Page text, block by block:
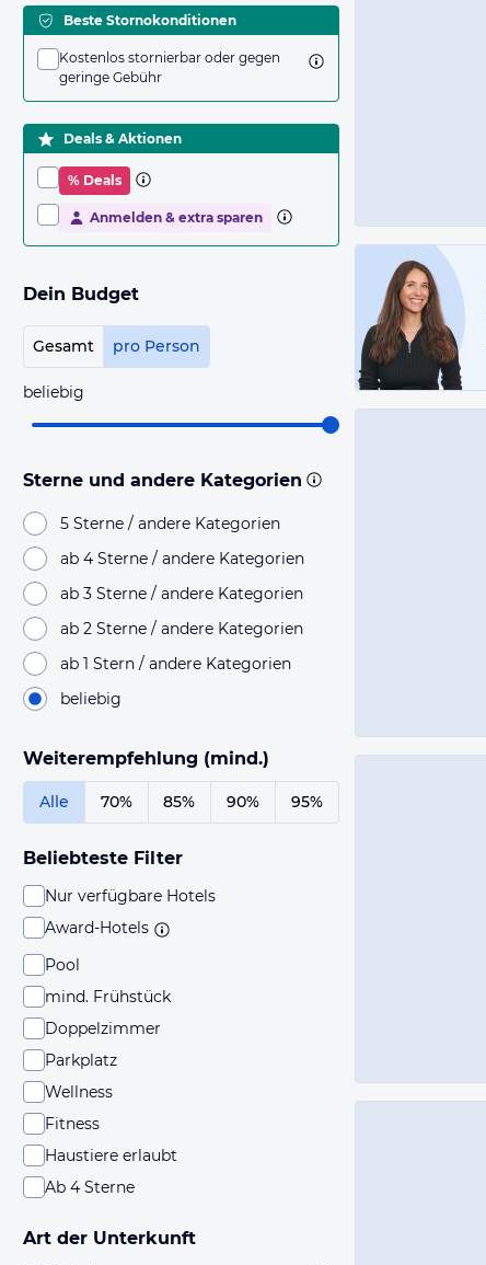
Beste Stornokonditionen
Kostenlos stornierbar oder gegen
geringe Gebühr
Deals & Aktionen
% Deals
Anmelden & extra sparen
Dein Budget
Gesamt pro Person
beliebig
Sterne und andere Kategorien
5 Sterne / andere Kategorien
ab 4 Sterne / andere Kategorien
ab 3 Sterne / andere Kategorien
ab 2 Sterne / andere Kategorien
ab 1 Stern / andere Kategorien
beliebig
Weiterempfehlung (mind.)
Alle 70% 85% 90% 95%
Beliebteste Filter
Nur verfügbare Hotels
Award-Hotels
Pool
mind. Frühstück
Doppelzimmer
Parkplatz
Wellness
Fitness
Haustiere erlaubt
Ab 4 Sterne
Art der Unterkunft